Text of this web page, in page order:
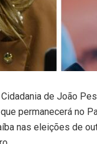
de João
permanecerá no
nas eleições de